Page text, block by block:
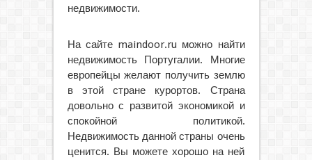
недвижимости.
На сайте maindoor.ru можно найти
недвижимость Португалии. Многие
европейцы желают получить землю
в этой стране курортов. Страна
довольно с развитой экономикой и
спокойной политикой.
Недвижимость данной страны очень
ценится. Вы можете хорошо на ней